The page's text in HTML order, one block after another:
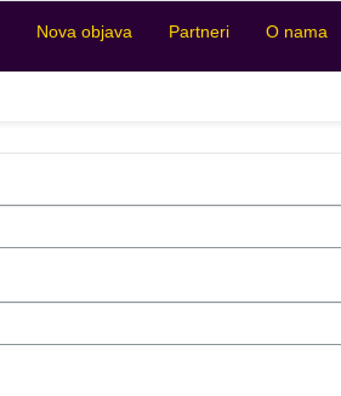
Nova objava Partneri O nama